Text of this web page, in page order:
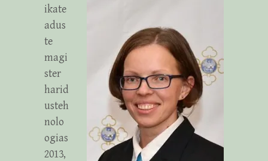
ikate
adus
te
magi
ster
harid
usteh
nolo
ogias
2013,